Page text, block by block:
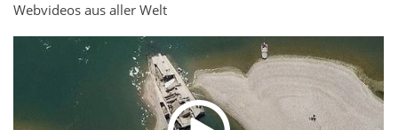
Webvideos aus aller Welt